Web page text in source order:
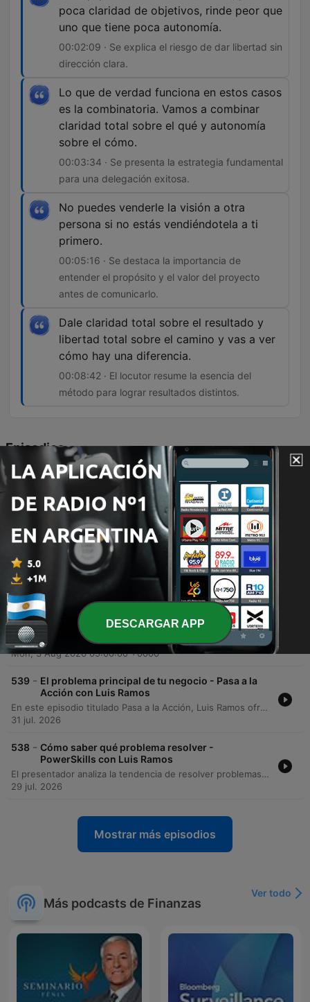
poca claridad de objetivos, rinde peor que
uno que tiene poca autonomía.
00:02:09 · Se explica el riesgo de dar libertad sin
dirección clara.
Lo que de verdad funciona en estos casos
es la combinatoria. Vamos a combinar
claridad total sobre el qué y autonomía
sobre el cómo.
00:03:34 · Se presenta la estrategia fundamental
para una delegación exitosa.
No puedes venderle la visión a otra
persona si no estás vendiéndotela a ti
primero.
00:05:16 · Se destaca la importancia de
entender el propósito y el valor del proyecto
antes de comunicarlo.
Dale claridad total sobre el resultado y
libertad total sobre el camino y vas a ver
cómo hay una diferencia.
00:08:42 · El locutor resume la esencia del
método para lograr resultados distintos.
Episodios
542 - Cómo delegar lo que importa - Pasa a la Acción
con Luis Ramos
Este episodio analiza las causas del fracaso al delegar tareas, argumentando que el problema no suele ser la incapacidad de los demás, sino la falta de claridad en las instrucciones. Basándose en el libro Who Not How de Dan Sullivan y Ben Hardy, se presenta una herramienta práctica denominada el Filtro de Impacto. El contenido detalla cómo utilizar esta hoja de una sola página para definir con precisión el qué y el porqué de un proyecto, permitiendo otorgar autonomía sobre el cómo sin caer en la microgestión. El episodio ofrece una guía paso a paso para implementar este método y mejorar la eficiencia tanto en equipos como en la gestión de proyectos personales.
Fri, 7 Aug 2026 05:00:00 +0000
-
Pedir ayuda no es debilidad - PowerSkills con
Luis Ramos
Este episodio explora la incapacidad de pedir ayuda debido al miedo a parecer incompetente, analizando cómo este hábito afecta los resultados y la identidad profesional. Se desmitifica la idea de que la autosuficiencia es una virtud en el trabajo, proponiendo un enfoque hacia la eficiencia. Asimismo, se detallan los cuatro pilares fundamentales para aprender a pedir ayuda de manera profesional, enfatizando que la eficacia reside en el resultado y no en el esfuerzo solitario. El episodio concluye con la promoción de la newsletter 'Pasa a la Acción'.
Wed, 5 Aug 2026 05:00:00 +0000
540 - 📖 Quién, no cómo - Un Resumen de Libros para
Emprendedores
Este episodio explora la filosofía del libro '¿Quién? No ¿Cómo?' de Dan Sullivan y Ben Hardy, que propone dejar de intentar resolver todo individualmente para escalar negocios. A través de ejemplos como Michael Jordan y el emprendedor de sandías, se ilustra cómo delegar en las personas adecuadas permite un crecimiento exponencial frente al esfuerzo propio. Se analiza la transición mental necesaria para superar la procrastinación y aumentar la productividad mediante la delegación de tareas técnicas. El episodio profundiza en la importancia de rodearse de personas que aporten valor, la economía del tiempo y consejos prácticos para identificar tareas que drenan energía, permitiendo al líder enfocarse en su propósito único.
Mon, 3 Aug 2026 05:00:00 +0000
539 - El problema principal de tu negocio - Pasa a la
Acción con Luis Ramos
En este episodio titulado Pasa a la Acción, Luis Ramos ofrece una guía práctica basada en el libro Un paso a la vez de Mike Michalowicz para realizar un diagnóstico empresarial efectivo. El contenido se centra en cómo identificar la necesidad vital de un negocio utilizando la jerarquía de cinco niveles: ventas, beneficios, orden, impacto y legado. El autor presenta un método de cuatro pasos —identificar, señalar, resolver y repetir— junto con una metodología de medición para transformar deseos vagos en objetivos concretos. El objetivo es enseñar a los dueños de negocio a concentrar su energía extra en el eslabón roto más bajo de su estructura, evitando distracciones y asegurando un crecimiento sólido y escalable.
31 jul. 2026
538 - Cómo saber qué problema resolver -
PowerSkills con Luis Ramos
El presentador analiza la tendencia de resolver problemas urgentes pero irrelevantes, lo que genera una falsa sensación de productividad y nos impide abordar los problemas vitales que impulsan el crecimiento profesional. Se explora cómo nuestro cerebro busca la recompensa inmediata de 'apagar fuegos', impidiéndonos actuar estratégicamente. Asimismo, se explica la diferencia entre los problemas aparentes, que son síntomas fáciles de atacar, y los problemas vitales, que representan las causas de fondo. El episodio propone desarrollar la habilidad de 'la pausa' para diagnosticar si una acción ataca el origen o solo el síntoma, evitando así convertirse en un bombero profesional.
29 jul. 2026
Mostrar más episodios
Más podcasts de Finanzas
Ver todo
DESCARGAR APP